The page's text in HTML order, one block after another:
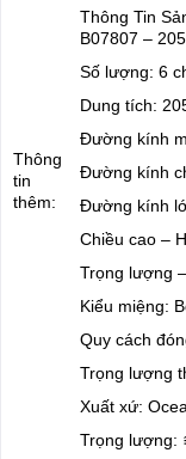
Thông
tin
thêm:
Thông Tin
B07807 –
Số lượng: 6
Dung tích:
Đường kính
Đường kính
Đường kính
Chiều cao –
Trọng lượng
Kiểu miệng:
Quy cách
Trọng lượng
Xuất xứ:
Trọng lượng: